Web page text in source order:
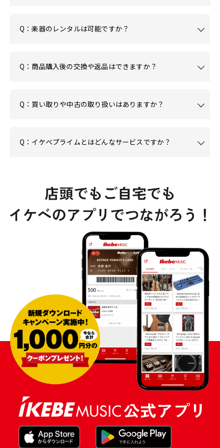
Q：楽器のレンタルは可能ですか？
Q：商品購入後の交換や返品はできますか？
Q：買い取りや中古の取り扱いはありますか？
Q：イケベプライムとはどんなサービスですか？